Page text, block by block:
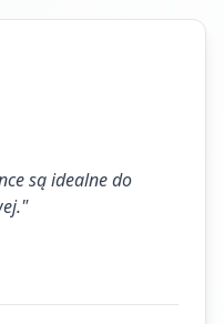
są idealne do
"